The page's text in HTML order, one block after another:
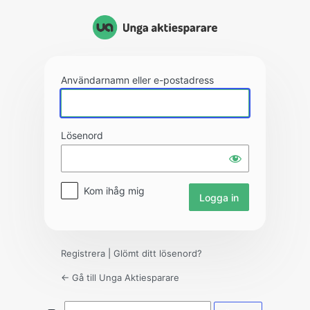
Användarnamn eller e-postadress
Lösenord
Kom ihåg mig
Registrera Glömt ditt lösenord?
← Gå till Unga Aktiesparare